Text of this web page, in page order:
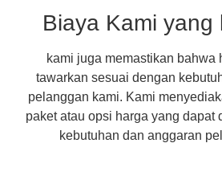
Biaya Kami yang
kami juga memastikan bahwa
tawarkan sesuai dengan
pelanggan kami. Kami
paket atau opsi harga yang dapat
kebutuhan dan anggaran